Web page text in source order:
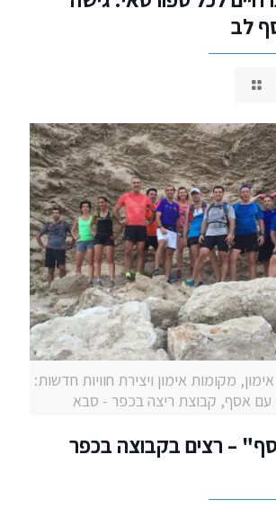
לב
אימון, מקומות אימון ויצירת חוויות חדשות:
עם אסף, קבוצת ריצה בכפר - סבא
– רצים בקבוצה בכפר